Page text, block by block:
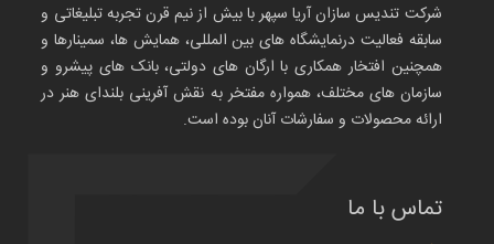
شرکت تندیس سازان آریا سپهر با بیش از نیم قرن تجربه تبلیغاتی و
سابقه فعالیت درنمایشگاه های بین المللی، همایش ها، سمینارها و
همچنین افتخار همکاری با ارگان های دولتی، بانک های پیشرو و
سازمان های مختلف، همواره مفتخر به نقش آفرینی بلندای هنر در
ارائه محصولات و سفارشات آنان بوده است.
تماس با ما